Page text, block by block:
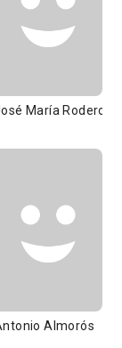
María Rodero
Almorós